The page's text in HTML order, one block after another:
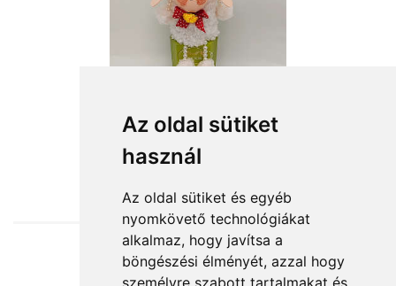
Az oldal sütiket
használ
Az oldal sütiket és egyéb
nyomkövető technológiákat
alkalmaz, hogy javítsa a
böngészési élményét, azzal hogy
személyre szabott tartalmakat és
Barika
12 640 Ft-tól
Elfogadott fizetési módok